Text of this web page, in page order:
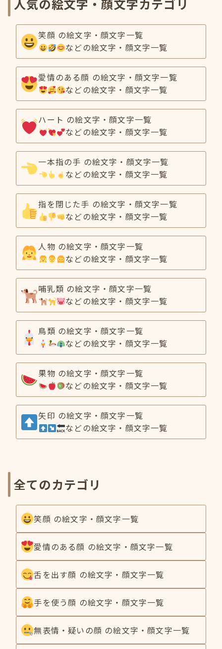
人気の絵文字・顔文字カテゴリ
笑顔 の絵文字・顔文字一覧
などの絵文字・顔文字一覧
愛情のある顔 の絵文字・顔文字一覧
などの絵文字・顔文字一覧
ハート の絵文字・顔文字一覧
などの絵文字・顔文字一覧
一本指の手 の絵文字・顔文字一覧
などの絵文字・顔文字一覧
指を閉じた手 の絵文字・顔文字一覧
などの絵文字・顔文字一覧
人物 の絵文字・顔文字一覧
などの絵文字・顔文字一覧
哺乳類 の絵文字・顔文字一覧
などの絵文字・顔文字一覧
鳥類 の絵文字・顔文字一覧
などの絵文字・顔文字一覧
果物 の絵文字・顔文字一覧
などの絵文字・顔文字一覧
矢印 の絵文字・顔文字一覧
などの絵文字・顔文字一覧
全てのカテゴリ
笑顔 の絵文字・顔文字一覧
愛情のある顔 の絵文字・顔文字一覧
舌を出す顔 の絵文字・顔文字一覧
手を使う顔 の絵文字・顔文字一覧
無表情・疑いの顔 の絵文字・顔文字一覧